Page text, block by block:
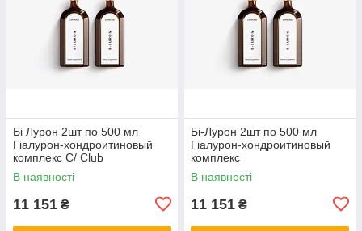
Бі Лурон 2шт по 500 мл
Гіалурон-хондроитиновый
комплекс С/ Club
В наявності
11 151 ₴
Бі-Лурон 2шт по 500 мл
Гіалурон-хондроитиновый
комплекс
В наявності
11 151 ₴